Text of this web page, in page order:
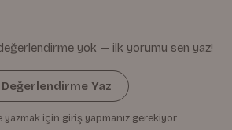
yok — ilk yorumu sen yaz!
Değerlendirme Yaz
yazmak için giriş yapmanız gerekiyor.